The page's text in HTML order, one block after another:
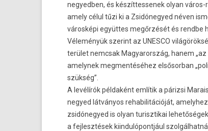
negyedben, és készíttessenek olyan
amely célul tűzi ki a Zsidónegyed néven
városképi együttes megőrzését és rendbe
Véleményük szerint az UNESCO
terület nemcsak Magyarország, hanem „az
amelynek megmentéséhez elsősorban
szükség”.
A levélírók példaként említik a párizsi
negyed látványos rehabilitációját,
zsidónegyed is olyan turisztikai
a fejlesztések kiindulópontjául